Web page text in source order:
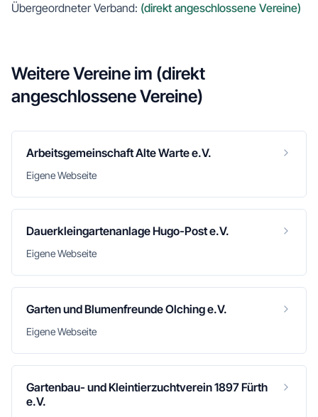
Übergeordneter Verband: (direkt angeschlossene Vereine)
Weitere Vereine im (direkt
angeschlossene Vereine)
Arbeitsgemeinschaft Alte Warte e.V.
Eigene Webseite
Dauerkleingartenanlage Hugo-Post e.V.
Eigene Webseite
Garten und Blumenfreunde Olching e.V.
Eigene Webseite
Gartenbau- und Kleintierzuchtverein 1897 Fürth
e.V.